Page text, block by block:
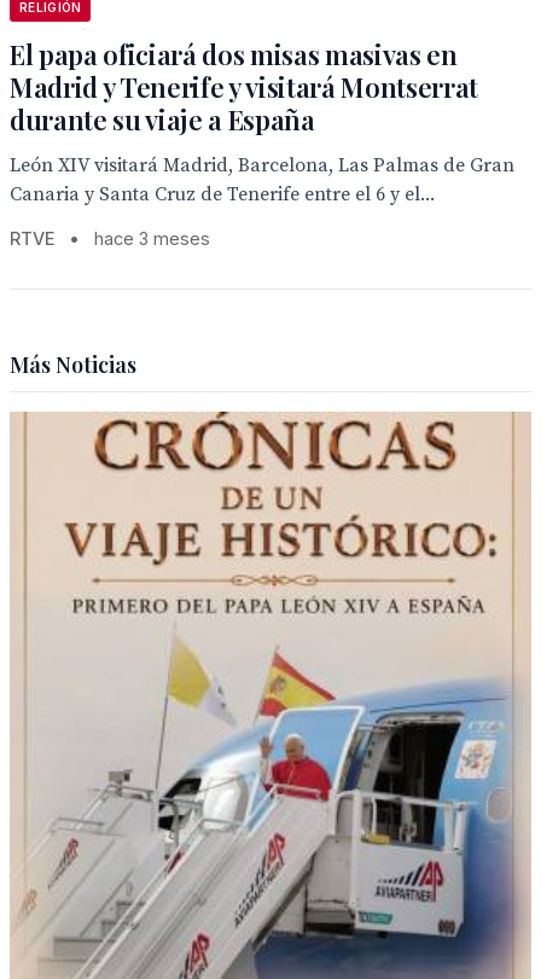
RELIGIÓN
El papa oficiará dos misas masivas en
Madrid y Tenerife y visitará Montserrat
durante su viaje a España
León XIV visitará Madrid, Barcelona, Las Palmas de Gran
Canaria y Santa Cruz de Tenerife entre el 6 y el...
RTVE • hace 3 meses
Más Noticias